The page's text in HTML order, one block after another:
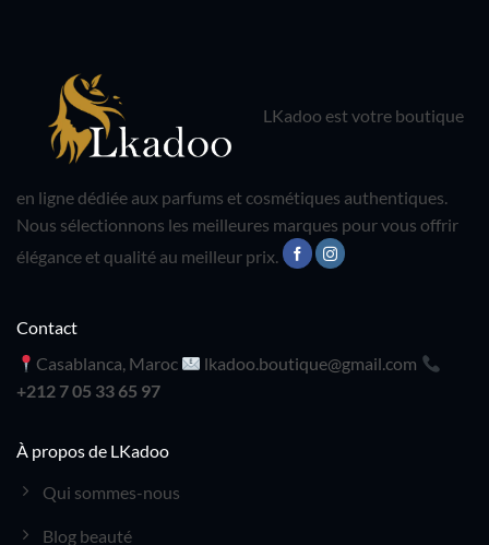
LKadoo est votre boutique
en ligne dédiée aux parfums et cosmétiques authentiques.
Nous sélectionnons les meilleures marques pour vous offrir
élégance et qualité au meilleur prix.
À propos de LKadoo
Qui sommes-nous
Blog beauté
Contact
Casablanca, Maroc
lkadoo.boutique@gmail.com
+212 7 05 33 65 97